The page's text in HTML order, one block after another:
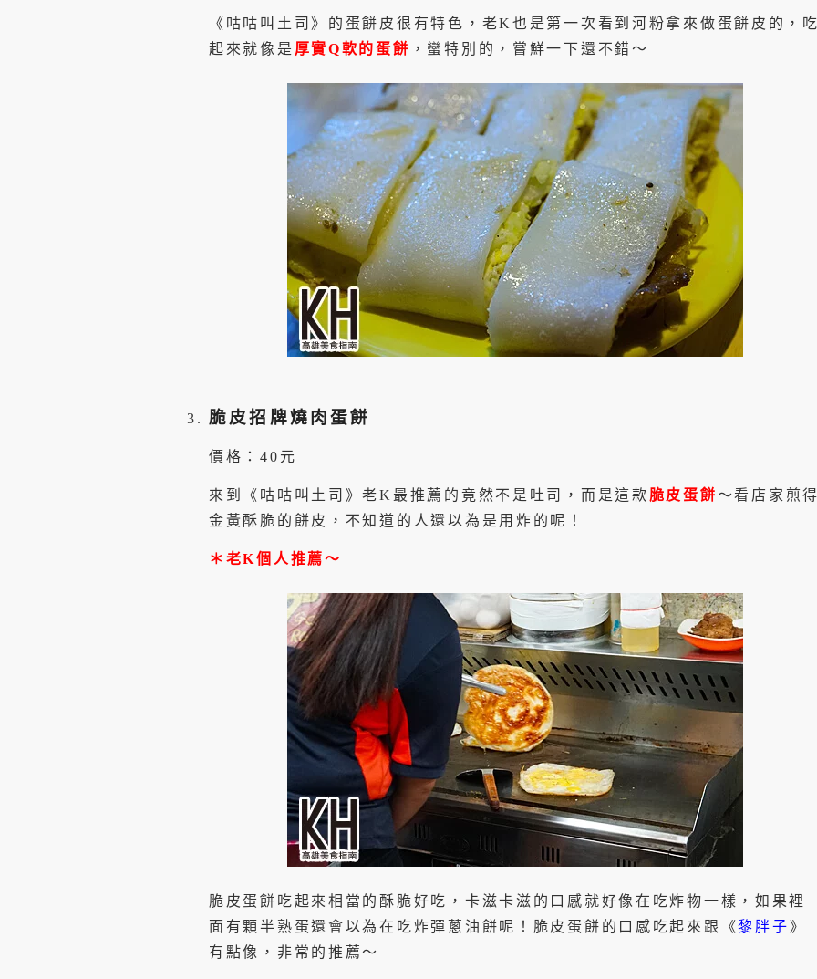
《咕咕叫土司》的蛋餅皮很有特色，老K也是第一次看到河粉拿來做蛋餅皮的，
起來就像是 厚實Q軟的蛋餅 ，蠻特別的，嘗鮮一下還不錯～
脆皮招牌燒肉蛋餅
價格：40元
來到《咕咕叫土司》老K最推薦的竟然不是吐司，而是這款 脆皮蛋餅～看店家煎
金黃酥脆的餅皮，不知道的人還以為是用炸的呢！
＊老K個人推薦～
脆皮蛋餅吃起來相當的酥脆好吃，卡滋卡滋的口感就好像在吃炸物一樣，如果裡
面有顆半熟蛋還會以為在吃炸彈蔥油餅呢！脆皮蛋餅的口感吃起來跟《黎胖子 》
有點像，非常的推薦～